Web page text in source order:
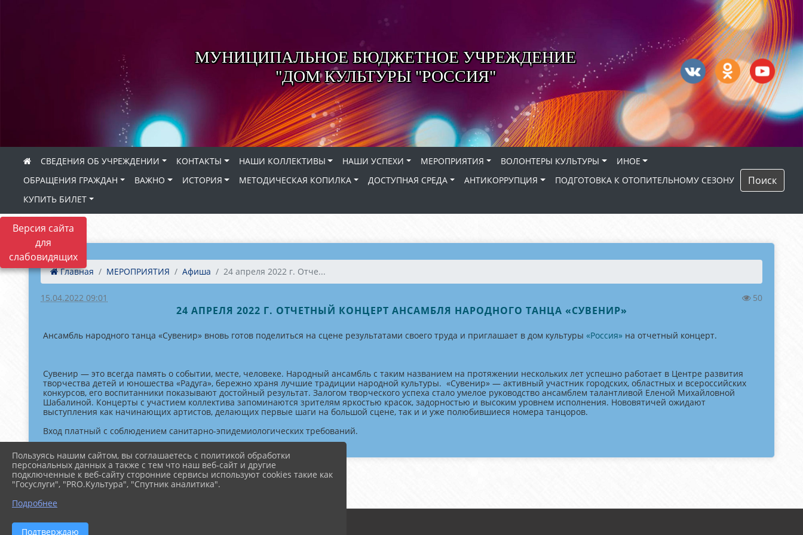
Версия сайта
для
слабовидящих
МУНИЦИПАЛЬНОЕ БЮДЖЕТНОЕ УЧРЕЖДЕНИЕ
"ДОМ КУЛЬТУРЫ "РОССИЯ"
СВЕДЕНИЯ ОБ УЧРЕЖДЕНИИ КОНТАКТЫ НАШИ КОЛЛЕКТИВЫ НАШИ УСПЕХИ МЕРОПРИЯТИЯ ВОЛОНТЕРЫ КУЛЬТУРЫ
ИНОЕ
ОБРАЩЕНИЯ ГРАЖДАН
ВАЖНО ИСТОРИЯ МЕТОДИЧЕСКАЯ КОПИЛКА ДОСТУПНАЯ СРЕДА АНТИКОРРУПЦИЯ
ПОДГОТОВКА К ОТОПИТЕЛЬНОМУ СЕЗОНУ
КУПИТЬ БИЛЕТ
Поиск
Главная МЕРОПРИЯТИЯ Афиша 24 апреля 2022 г. Отче...
15.04.2022 09:01 50
24 АПРЕЛЯ 2022 Г. ОТЧЕТНЫЙ КОНЦЕРТ АНСАМБЛЯ НАРОДНОГО ТАНЦА «СУВЕНИР»
Ансамбль народного танца «Сувенир» вновь готов поделиться на сцене результатами своего труда и приглашает в дом культуры «Россия» на отчетный концерт.
Сувенир — это всегда память о событии, месте, человеке. Народный ансамбль с таким названием на протяжении нескольких лет успешно работает в Центре развития
творчества детей и юношества «Радуга», бережно храня лучшие традиции народной культуры. «Сувенир» — активный участник городских, областных и всероссийских
конкурсов, его воспитанники показывают достойный результат. Залогом творческого успеха стало умелое руководство ансамблем талантливой Еленой Михайловной
Шабалиной. Концерты с участием коллектива запоминаются зрителям яркостью красок, задорностью и высоким уровнем исполнения. Нововятичей ожидают
выступления как начинающих артистов, делающих первые шаги на большой сцене, так и и уже полюбившиеся номера танцоров.
Вход платный с соблюдением санитарно-эпидемиологических требований.
Пользуясь нашим сайтом, вы соглашаетесь с политикой обработки
персональных данных а также с тем что наш веб-сайт и другие
подключенные к веб-сайту сторонние сервисы используют cookies такие как
"Госуслуги", "PRO.Культура", "Спутник аналитика".
Подробнее
Подтверждаю